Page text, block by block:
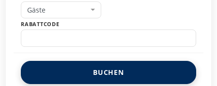
Gäste
RABATTCODE
BUCHEN